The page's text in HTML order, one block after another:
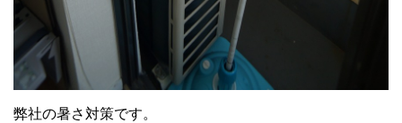
弊社の暑さ対策です。